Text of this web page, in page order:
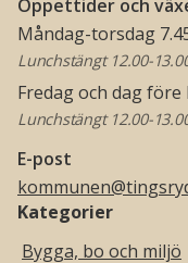
Öppettider och
Måndag-torsdag
Lunchstängt 12.00-
Fredag och dag före
Lunchstängt 12.00-
E-post
Kategorier
Bygga, bo och miljö